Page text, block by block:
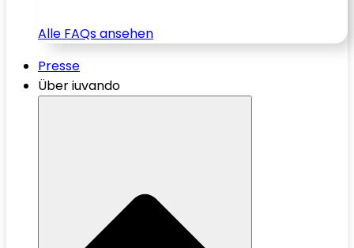
Alle FAQs ansehen
Presse
Über iuvando